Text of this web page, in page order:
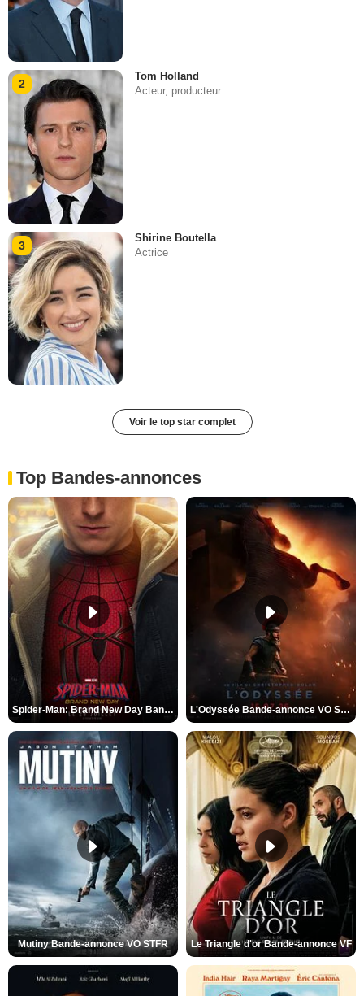
2
Tom Holland
Acteur, producteur
3
Shirine Boutella
Actrice
Voir le top star complet
Top Bandes-annonces
Spider-Man: Brand New Day Bande-annonce VO STFR L'Odyssée Bande-annonce VO STFR
Mutiny Bande-annonce VO STFR Le Triangle d'or Bande-annonce VF